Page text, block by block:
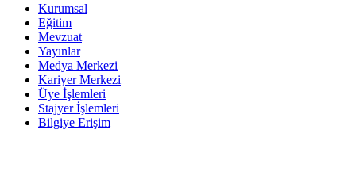
Kurumsal
Eğitim
Mevzuat
Yayınlar
Medya Merkezi
Kariyer Merkezi
Üye İşlemleri
Stajyer İşlemleri
Bilgiye Erişim